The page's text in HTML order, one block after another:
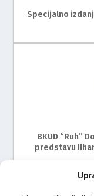
Specijalno
BKUD “Ruh”
predstavu